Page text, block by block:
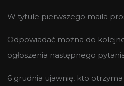
W tytule pierwszego maila
Odpowiadać można do
ogłoszenia następnego
6 grudnia ujawnię, kto